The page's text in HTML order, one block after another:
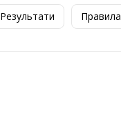
Результати Правила